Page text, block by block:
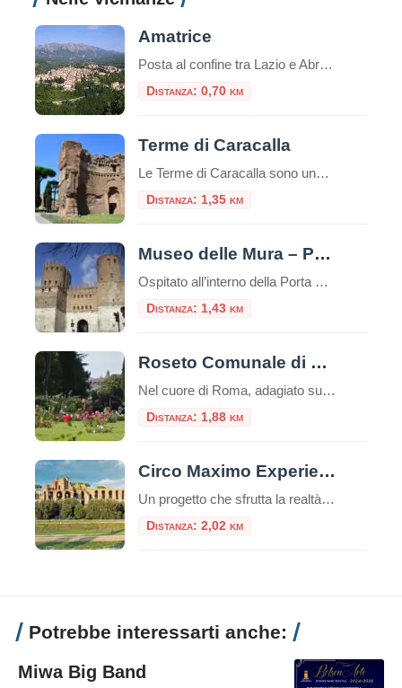
Amatrice
Posta al confine tra Lazio e Abruzzo, si trova Amatrice (955 s.l.m.). Il territorio si articola in un altipiano centrale, tra i 900 e i 1000 metri, ospitante il lago Scandarello e le numerose frazioni che le fanno da contorno.
Distanza: 0,70 km
Terme di Caracalla
Le Terme di Caracalla sono uno dei siti archeologici più importanti e impressionanti di Roma, Italia.Queste terme furono costruite durante il regno dell’imperatore romano Caracalla, il cui nome è associato al loro nome.La costruzione delle Terme di Caracalla iniziò nel 212 d.C. e fu completata nel 216 d.C. durante i regni degli imperatori Settimio Severo […]
Distanza: 1,35 km
Museo delle Mura – Porta San Sebastiano
Ospitato all’interno della Porta San Sebastiano delle mura Aureliane, il Museo delle Mura è stato realizzato nel 1990 ed offre ai visitatori un itinerario didattico che ripercorre la storia delle fortificazioni della città, dall’età regia e re
Distanza: 1,43 km
Roseto Comunale di Roma
Nel cuore di Roma, adagiato sulle dolci pendici del colle Aventino, si nasconde un gioiello di rara bellezza: il Roseto Comunale. Lontano dal trambusto del centro, questo incantevole giardino offre una vista mozzafiato che spazia dal Circo Massimo ai resti del Palatino, regalando un’esperienza sensoriale unica tra i profumi e i colori di oltre mille […]
Distanza: 1,88 km
Circo Maximo Experience, l’età imperiale rivive con la realtà virtuale
Un progetto che sfrutta la realtà virtuale e aumentata per trasportare i viaggiatori nel vivo dell’età imperiale: Circo Maximo Experience è una delle proposte più interessanti da trovare nella Capitale, un’occasione per visitare l’area attraversandone le diverse fasi storiche. Ecco come funziona la visita e quali sono i costi. Nuove opportunità per il turismo con […]
Distanza: 2,02 km
Potrebbe interessarti anche:
Miwa Big Band